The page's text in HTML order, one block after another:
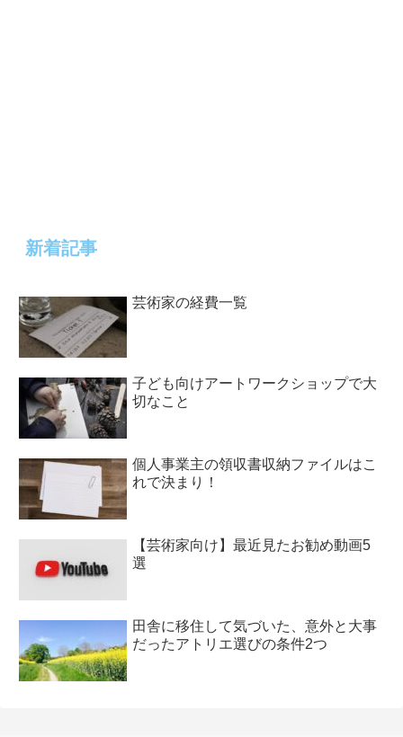
新着記事
芸術家の経費一覧
子ども向けアートワークショップで大
切なこと
個人事業主の領収書収納ファイルはこ
れで決まり！
【芸術家向け】最近見たお勧め動画5
選
田舎に移住して気づいた、意外と大事
だったアトリエ選びの条件2つ